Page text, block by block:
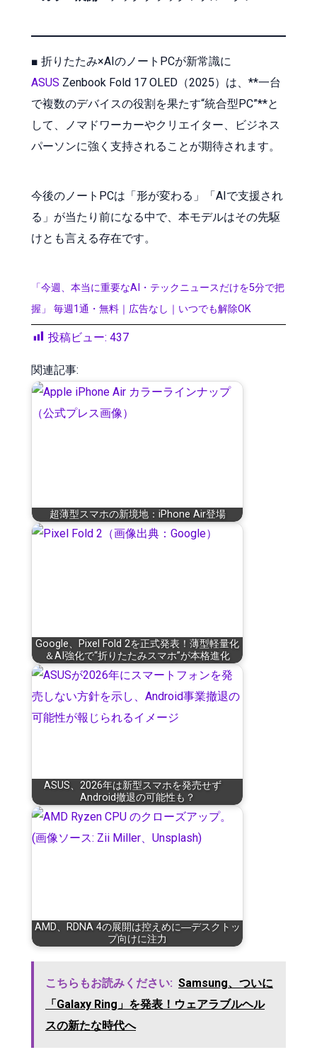
■ 折りたたみ×AIのノートPCが新常識に
ASUS Zenbook Fold 17 OLED（2025）は、**一台
で複数のデバイスの役割を果たす“統合型PC”**と
して、ノマドワーカーやクリエイター、ビジネス
パーソンに強く支持されることが期待されます。
今後のノートPCは「形が変わる」「AIで支援され
る」が当たり前になる中で、本モデルはその先駆
けとも言える存在です。
「今週、本当に重要なAI・テックニュースだけを5分で把
握」 毎週1通・無料｜広告なし｜いつでも解除OK
投稿ビュー: 437
関連記事:
超薄型スマホの新境地：iPhone Air登場
Google、Pixel Fold 2を正式発表！薄型軽量化
＆AI強化で“折りたたみスマホ”が本格進化
ASUS、2026年は新型スマホを発売せず
Android撤退の可能性も？
AMD、RDNA 4の展開は控えめに―デスクトッ
プ向けに注力
こちらもお読みください: Samsung、ついに
「Galaxy Ring」を発表！ウェアラブルヘル
スの新たな時代へ